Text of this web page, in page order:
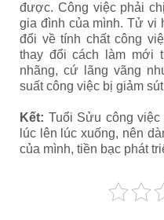
được. Công việc phải
gia đình của mình. Tử vi
đổi về tính chất công
thay đổi cách làm mới
nhãng, cứ lãng vãng
suất công việc bị giảm
Kết: Tuổi Sửu công việc
lúc lên lúc xuống, nên
của mình, tiền bạc phát